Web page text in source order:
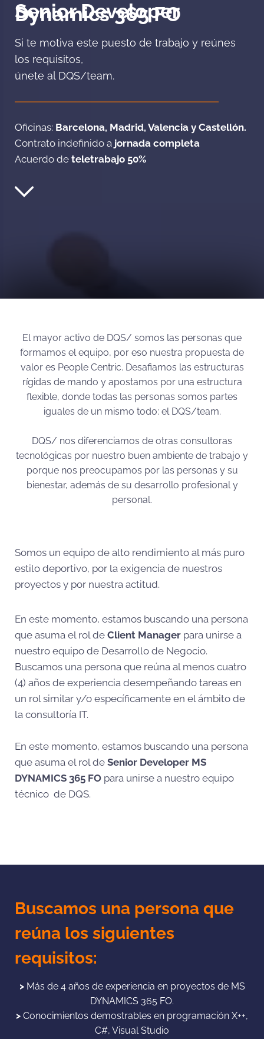
Senior Developer
Dynamics 365 FO
Si te motiva este puesto de trabajo y reúnes
los requisitos,
únete al DQS/team.
Oficinas: Barcelona, Madrid, Valencia y Castellón.
Contrato indefinido a jornada completa
Acuerdo de teletrabajo 50%
El mayor activo de DQS/ somos las personas que
formamos el equipo, por eso nuestra propuesta de
valor es People Centric. Desafiamos las estructuras
rígidas de mando y apostamos por una estructura
flexible, donde todas las personas somos partes
iguales de un mismo todo: el DQS/team.
DQS/ nos diferenciamos de otras consultoras
tecnológicas por nuestro buen ambiente de trabajo y
porque nos preocupamos por las personas y su
bienestar, además de su desarrollo profesional y
personal.
Somos un equipo de alto rendimiento al más puro
estilo deportivo, por la exigencia de nuestros
proyectos y por nuestra actitud.
En este momento, estamos buscando una persona
que asuma el rol de Client Manager para unirse a
nuestro equipo de Desarrollo de Negocio.
Buscamos una persona que reúna al menos cuatro
(4) años de experiencia desempeñando tareas en
un rol similar y/o específicamente en el ámbito de
la consultoría IT.
En este momento, estamos buscando una persona
que asuma el rol de Senior Developer MS
DYNAMICS 365 FO para unirse a nuestro equipo
técnico de DQS.
Buscamos una persona que
reúna los siguientes
requisitos:
> Más de 4 años de experiencia en proyectos de MS
DYNAMICS 365 FO.
> Conocimientos demostrables en programación X++,
C#, Visual Studio